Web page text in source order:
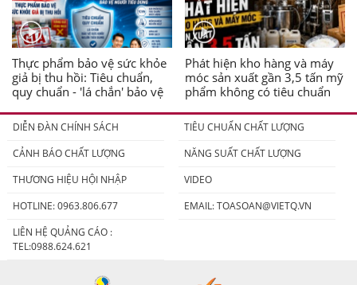
Thực phẩm bảo vệ sức khỏe
giả bị thu hồi: Tiêu chuẩn,
quy chuẩn - 'lá chắn' bảo vệ
Phát hiện kho hàng và máy
móc sản xuất gần 3,5 tấn mỹ
phẩm không có tiêu chuẩn
DIỄN ĐÀN CHÍNH SÁCH
TIÊU CHUẨN CHẤT LƯỢNG
CẢNH BÁO CHẤT LƯỢNG
NĂNG SUẤT CHẤT LƯỢNG
THƯƠNG HIỆU HỘI NHẬP
VIDEO
HOTLINE: 0963.806.677
EMAIL:TOASOAN@VIETQ.VN
LIÊN HỆ QUẢNG CÁO :
TEL:0988.624.621